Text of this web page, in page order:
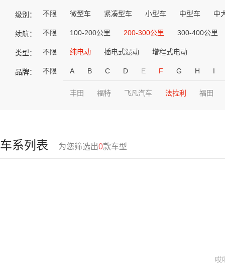
级别： 不限 微型车 紧凑型车 小型车 中型车 中
续航： 不限 100-200公里 200-300公里 300-400公里
类型： 不限 纯电动 插电式混动 增程式电动
品牌： 不限 A B C D E F G H I
丰田 福特 飞凡汽车 法拉利 福田
车系列表 为您筛选出0款车型
哎